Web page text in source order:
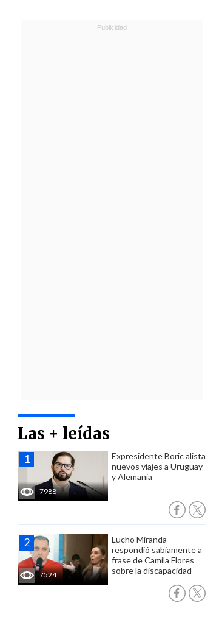
Las + leídas
7988
Expresidente Boric alista
nuevos viajes a Uruguay
y Alemania
7524
Lucho Miranda
respondió sabiamente a
frase de Camila Flores
sobre la discapacidad